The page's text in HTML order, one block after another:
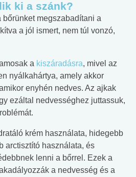
ki a szánk?
megszabadítani a
a jól ismert, nem túl vonzó,
a kiszáradásra, mivel az
nyálkahártya, amely akkor
enyhén nedves. Az ajkak
ezáltal nedvességhez juttassuk,
krém használata, hidegebb
arctisztító használata, és
lenni a bőrrel. Ezek a
a nedvesség és a